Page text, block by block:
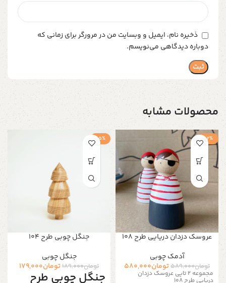
ذخیره نام، ایمیل و وبسایت من در مرورگر برای زمانی که
دوباره دیدگاهی می‌نویسم.
محصولات مشابه
-2%
عروسک دزدان دریایی طرح ۱۰۸
آدمک چوبی
تومان589,000تومان580,000
مجموعه ۲ تایی عروسک دزدان
دریایی طرح 108
-5%
جنگل چوبی طرح 104
جنگل چوبی
تومان189,000تومان179,000
جنگل چوبی طرح